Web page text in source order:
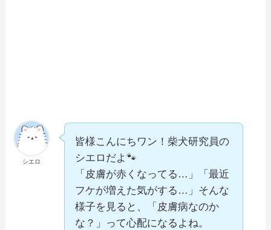
シエロ
皆様こんにちワン！柴犬研究員の
シエロだよ🐾
「皮膚が赤くなってる…」「最近
フケが増えた気がする…」そんな
様子を見ると、「皮膚病なのか
な？」って心配になるよね。